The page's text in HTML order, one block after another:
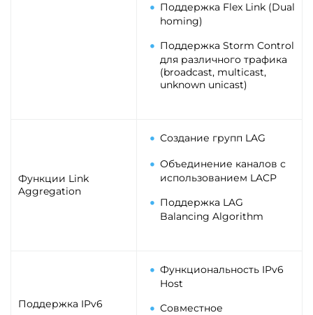
Поддержка Flex Link (Dual
homing)
Поддержка Storm Control
для различного трафика
(broadcast, multicast,
unknown unicast)
Функции Link
Aggregation
Создание групп LAG
Объединение каналов с
использованием LACP
Поддержка LAG
Balancing Algorithm
Поддержка IPv6
Функциональность IPv6
Host
Совместное